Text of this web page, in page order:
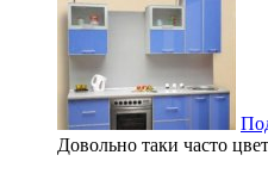
Довольно таки часто